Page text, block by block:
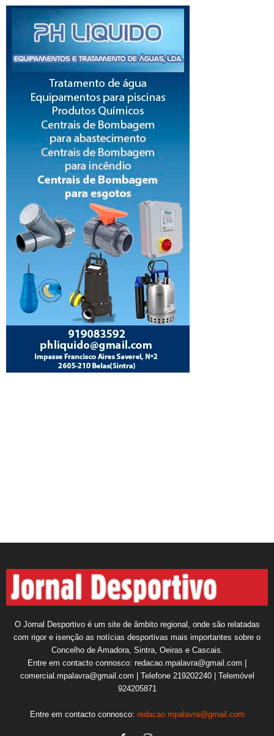
O Jornal Desportivo é um site de âmbito regional, onde são relatadas
com rigor e isenção as notícias desportivas mais importantes sobre o
Concelho de Amadora, Sintra, Oeiras e Cascais.
Entre em contacto connosco: redacao.mpalavra@gmail.com |
comercial.mpalavra@gmail.com | Telefone 219202240 | Telemóvel
924205871
Entre em contacto connosco: redacao.mpalavra@gmail.com